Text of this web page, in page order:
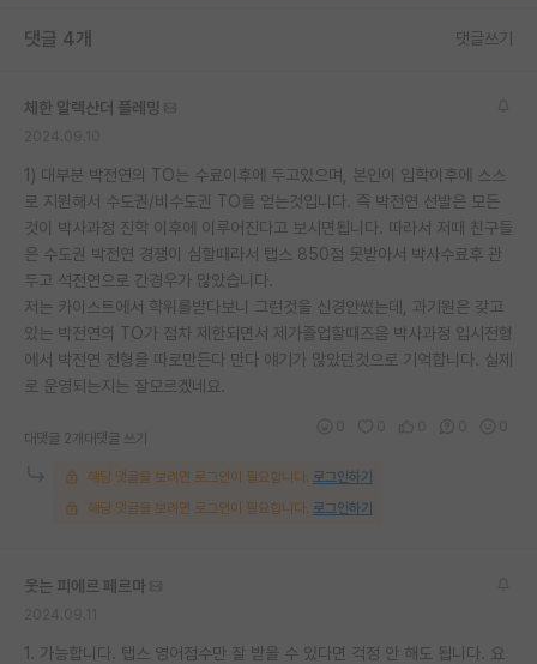
댓글 4개 댓글쓰기
체한 알렉산더 플레밍
1) 대부분 박전연의 TO는 수료이후에 두고있으며, 본인이 입학이후에 스스
로 지원해서 수도권/비수도권 TO를 얻는것입니다. 즉 박전연 선발은 모든
것이 박사과정 진학 이후에 이루어진다고 보시면됩니다. 따라서 저때 친구들
은 수도권 박전연 경쟁이 심할때라서 탭스 850점 못받아서 박사수료후 관
두고 석전연으로 간경우가 많았습니다.
저는 카이스트에서 학위를받다보니 그런것을 신경안썼는데, 과기원은 갖고
있는 박전연의 TO가 점차 제한되면서 제가졸업할때즈음 박사과정 입시전형
에서 박전연 전형을 따로만든다 만다 얘기가 많았던것으로 기억합니다. 실제
로 운영되는지는 잘모르겠네요.
대댓글 2개 대댓글 쓰기
해당 댓글을 보려면 로그인이 필요합니다. 로그인하기
해당 댓글을 보려면 로그인이 필요합니다. 로그인하기
웃는 피에르 페르마
1. 가능합니다. 탭스 영어점수만 잘 받을 수 있다면 걱정 안 해도 됩니다. 요